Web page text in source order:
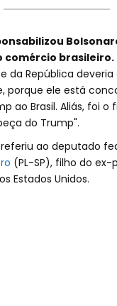
comércio brasileiro.
da República deveria
porque ele está
ao Brasil. Aliás, foi o
do Trump".
ao deputado
(PL-SP), filho do ex-
Estados Unidos.